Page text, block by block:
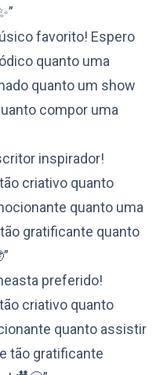
favorito! Espero
quanto uma
quanto um show
compor uma
inspirador!
criativo quanto
quanto uma
gratificante quanto
preferido!
criativo quanto
quanto assistir
tão gratificante